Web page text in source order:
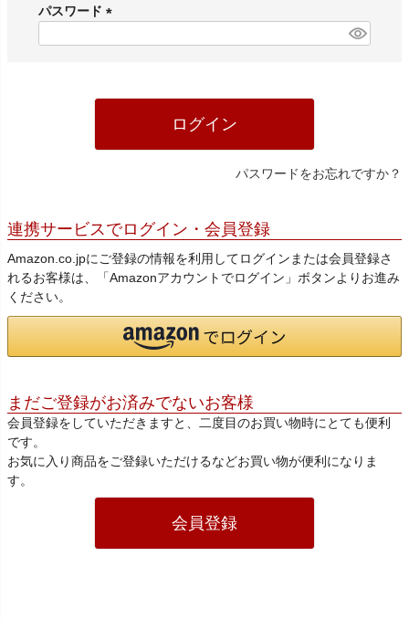
)
パスワード
ログイン
パスワードをお忘れですか？
連携サービスでログイン・会員登録
Amazon.co.jpにご登録の情報を利用してログインまたは会員登録さ
れるお客様は、「Amazonアカウントでログイン」ボタンよりお進み
ください。
まだご登録がお済みでないお客様
会員登録をしていただきますと、二度目のお買い物時にとても便利
です。
お気に入り商品をご登録いただけるなどお買い物が便利になりま
す。
会員登録